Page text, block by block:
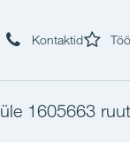
Kontaktid
1605663